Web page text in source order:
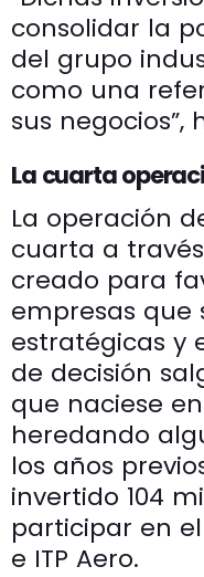
consolidar la
del grupo
como una
sus negocios”,
La cuarta
La operación
cuarta a
creado para
empresas que
estratégicas y
de decisión
que naciese
heredando
los años
invertido 104
participar en
e ITP Aero.